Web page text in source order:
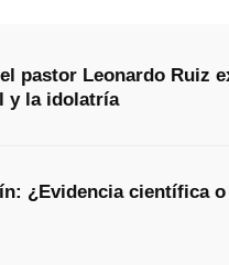
pastor Leonardo Ruiz
y la idolatría
¿Evidencia científica